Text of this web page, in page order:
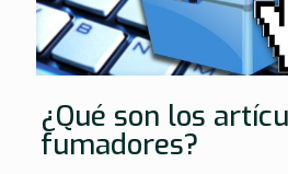
¿Qué son los
fumadores?